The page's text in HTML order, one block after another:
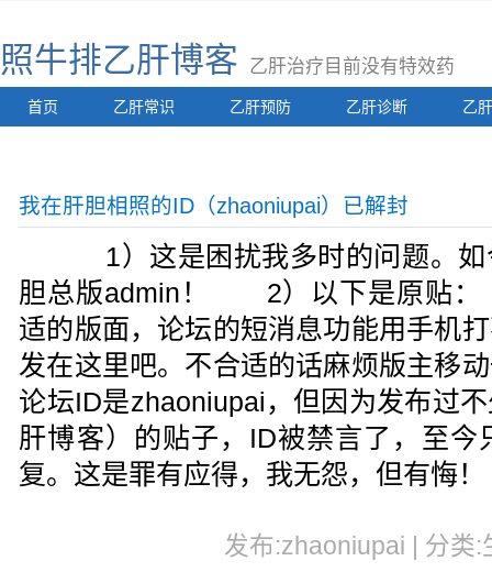
照牛排乙肝博客 乙肝治疗目前没有特效药
首页 乙肝常识 乙肝预防 乙肝诊断 乙
我在肝胆相照的ID（zhaoniupai）已解封
1）这是困扰我多时的问题。如
胆总版admin！ 2）以下是原贴
适的版面，论坛的短消息功能用手机
发在这里吧。不合适的话麻烦版主
论坛ID是zhaoniupai，但因为发布过
肝博客）的贴子，ID被禁言了，至今
复。这是罪有应得，我无怨，但有
发布:zhaoniupai | 分类